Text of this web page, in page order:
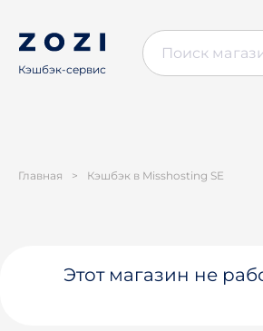
Кэшбэк-сервис
Главная > Кэшбэк в Misshosting SE
Этот магазин не